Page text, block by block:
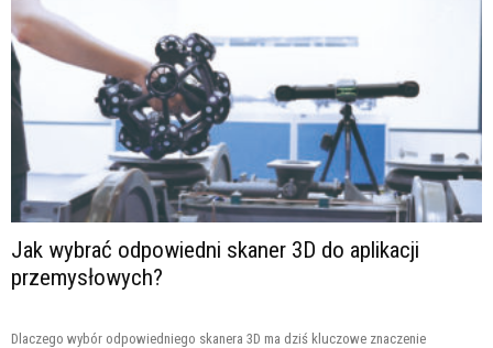
Jak wybrać odpowiedni skaner 3D do aplikacji
przemysłowych?
Dlaczego wybór odpowiedniego skanera 3D ma dziś kluczowe znaczenie